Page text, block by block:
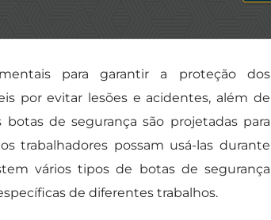
para garantir a proteção dos
por evitar lesões e acidentes, além de
de segurança são projetadas para
trabalhadores possam usá-las durante
vários tipos de botas de segurança
de diferentes trabalhos.